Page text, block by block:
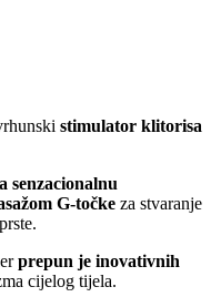
stimulator klitorisa
senzacionalnu
G-točke za stvaranje
prepun je inovativnih
cijelog tijela.